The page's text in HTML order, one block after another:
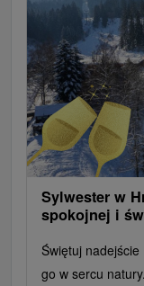
Sylwester w
spokojnej i
Świętuj
go w sercu